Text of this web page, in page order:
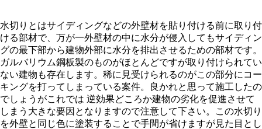
水切りとはサイディングなどの外壁材を貼り付ける前に取り付
ける部材で、万が一外壁材の中に水分が侵入してもサイディン
グの最下部から建物外部に水分を排出させるための部材です。
ガルバリウム鋼板製のものがほとんどですが取り付けられてい
ない建物も存在します。稀に見受けられるのがこの部分にコー
キングを打ってしまっている案件。良かれと思って施工したの
でしょうがこれでは 逆効果どころか建物の劣化を促進させて
しまう大きな要因となりますので注意して下さい。この水切り
を外壁と同じ色に塗装することで手間が省けますが見た目とし